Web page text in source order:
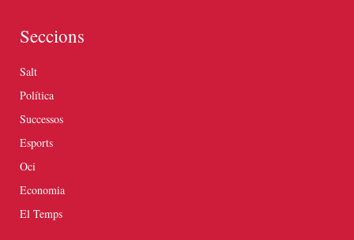
Seccions
Salt
Política
Successos
Esports
Oci
Economia
El Temps